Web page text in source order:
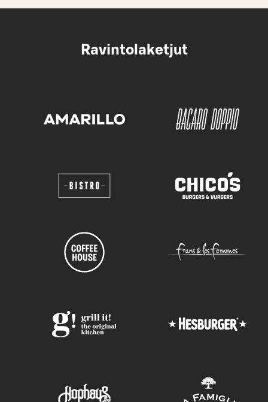
Ravintolaketjut